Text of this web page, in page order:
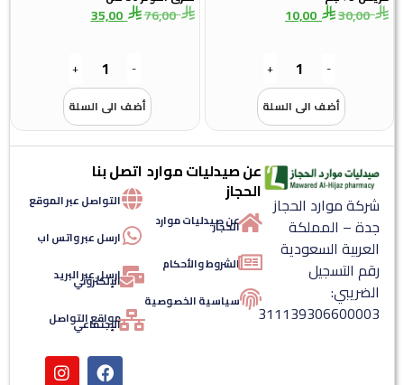
30,00
10,00
-
+
أضف الى السلة
76,00
35,00
-
+
أضف الى السلة
شركة موارد الحجاز
جدة – المملكة
العربية السعودية
رقم التسجيل
الضريبي:
311139306600003
عن صيدليات موارد
الحجاز
عن صيدليات موارد
الحجاز
الشروط والأحكام
سياسية الخصوصية
اتصل بنا
التواصل عبر الموقع
ارسل عبر واتس اب
ارسل عبر البريد
الإلكتروني
مواقع التواصل
الإجتماعي